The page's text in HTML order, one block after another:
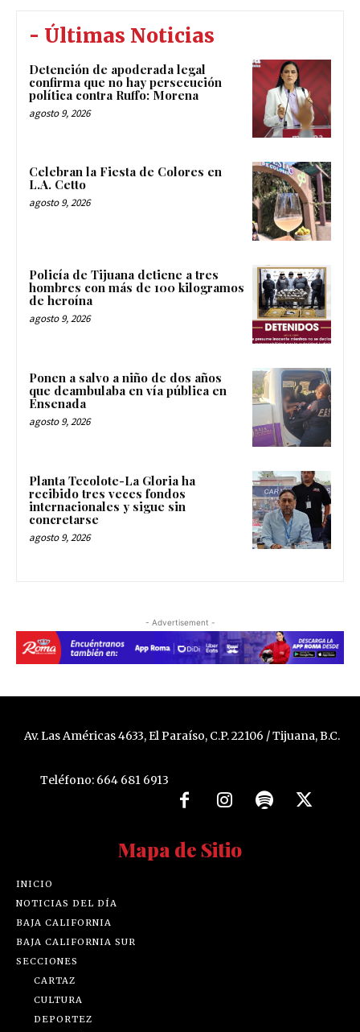
- Últimas Noticias
Detención de apoderada legal
confirma que no hay persecución
política contra Ruffo: Morena
agosto 9, 2026
Celebran la Fiesta de Colores en
L.A. Cetto
agosto 9, 2026
Policía de Tijuana detiene a tres
hombres con más de 100 kilogramos
de heroína
agosto 9, 2026
Ponen a salvo a niño de dos años
que deambulaba en vía pública en
Ensenada
agosto 9, 2026
Planta Tecolote-La Gloria ha
recibido tres veces fondos
internacionales y sigue sin
concretarse
agosto 9, 2026
- Advertisement -
Av. Las Américas 4633, El Paraíso, C.P. 22106 / Tijuana, B.C.
Teléfono: 664 681 6913
Mapa de Sitio
INICIO
NOTICIAS DEL DÍA
BAJA CALIFORNIA
BAJA CALIFORNIA SUR
SECCIONES
CARTAZ
CULTURA
DEPORTEZ